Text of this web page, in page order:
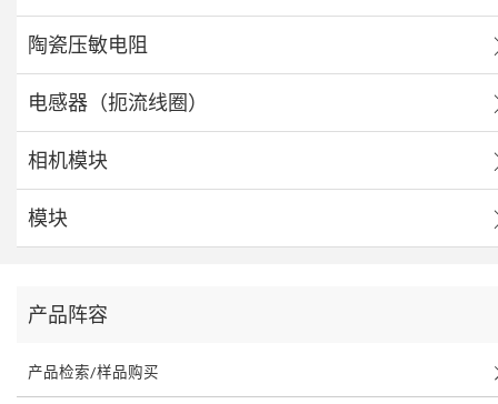
陶瓷压敏电阻
电感器（扼流线圈）
相机模块
模块
产品阵容
产品检索/样品购买